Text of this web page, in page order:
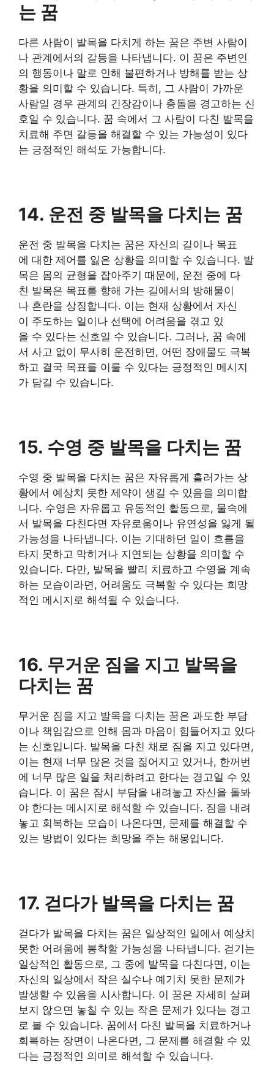
는 꿈
다른 사람이 발목을 다치게 하는 꿈은 주변 사람이
나 관계에서의 갈등을 나타냅니다. 이 꿈은 주변인
의 행동이나 말로 인해 불편하거나 방해를 받는 상
황을 의미할 수 있습니다. 특히, 그 사람이 가까운
사람일 경우 관계의 긴장감이나 충돌을 경고하는 신
호일 수 있습니다. 꿈 속에서 그 사람이 다친 발목을
치료해 주면 갈등을 해결할 수 있는 가능성이 있다
는 긍정적인 해석도 가능합니다.
14. 운전 중 발목을 다치는 꿈
운전 중 발목을 다치는 꿈은 자신의 길이나 목표
에 대한 제어를 잃은 상황을 의미할 수 있습니다. 발
목은 몸의 균형을 잡아주기 때문에, 운전 중에 다
친 발목은 목표를 향해 가는 길에서의 방해물이
나 혼란을 상징합니다. 이는 현재 상황에서 자신
이 주도하는 일이나 선택에 어려움을 겪고 있
을 수 있다는 신호일 수 있습니다. 그러나, 꿈 속에
서 사고 없이 무사히 운전하면, 어떤 장애물도 극복
하고 결국 목표를 이룰 수 있다는 긍정적인 메시지
가 담길 수 있습니다.
15. 수영 중 발목을 다치는 꿈
수영 중 발목을 다치는 꿈은 자유롭게 흘러가는 상
황에서 예상치 못한 제약이 생길 수 있음을 의미합
니다. 수영은 자유롭고 유동적인 활동으로, 물속에
서 발목을 다친다면 자유로움이나 유연성을 잃게 될
가능성을 나타냅니다. 이는 기대하던 일이 흐름을
타지 못하고 막히거나 지연되는 상황을 의미할 수
있습니다. 다만, 발목을 빨리 치료하고 수영을 계속
하는 모습이라면, 어려움도 극복할 수 있다는 희망
적인 메시지로 해석될 수 있습니다.
16. 무거운 짐을 지고 발목을
다치는 꿈
무거운 짐을 지고 발목을 다치는 꿈은 과도한 부담
이나 책임감으로 인해 몸과 마음이 힘들어지고 있다
는 신호입니다. 발목을 다친 채로 짐을 지고 있다면,
이는 현재 너무 많은 것을 짊어지고 있거나, 한꺼번
에 너무 많은 일을 처리하려고 한다는 경고일 수 있
습니다. 이 꿈은 잠시 부담을 내려놓고 자신을 돌봐
야 한다는 메시지로 해석할 수 있습니다. 짐을 내려
놓고 회복하는 모습이 나온다면, 문제를 해결할 수
있는 방법이 있다는 희망을 주는 해몽입니다.
17. 걷다가 발목을 다치는 꿈
걷다가 발목을 다치는 꿈은 일상적인 일에서 예상치
못한 어려움에 봉착할 가능성을 나타냅니다. 걷기는
일상적인 활동으로, 그 중에 발목을 다친다면, 이는
자신의 일상에서 작은 실수나 예기치 못한 문제가
발생할 수 있음을 시사합니다. 이 꿈은 자세히 살펴
보지 않으면 놓칠 수 있는 작은 문제가 있다는 경고
로 볼 수 있습니다. 꿈에서 다친 발목을 치료하거나
회복하는 장면이 나온다면, 그 문제를 해결할 수 있
다는 긍정적인 의미로 해석할 수 있습니다.